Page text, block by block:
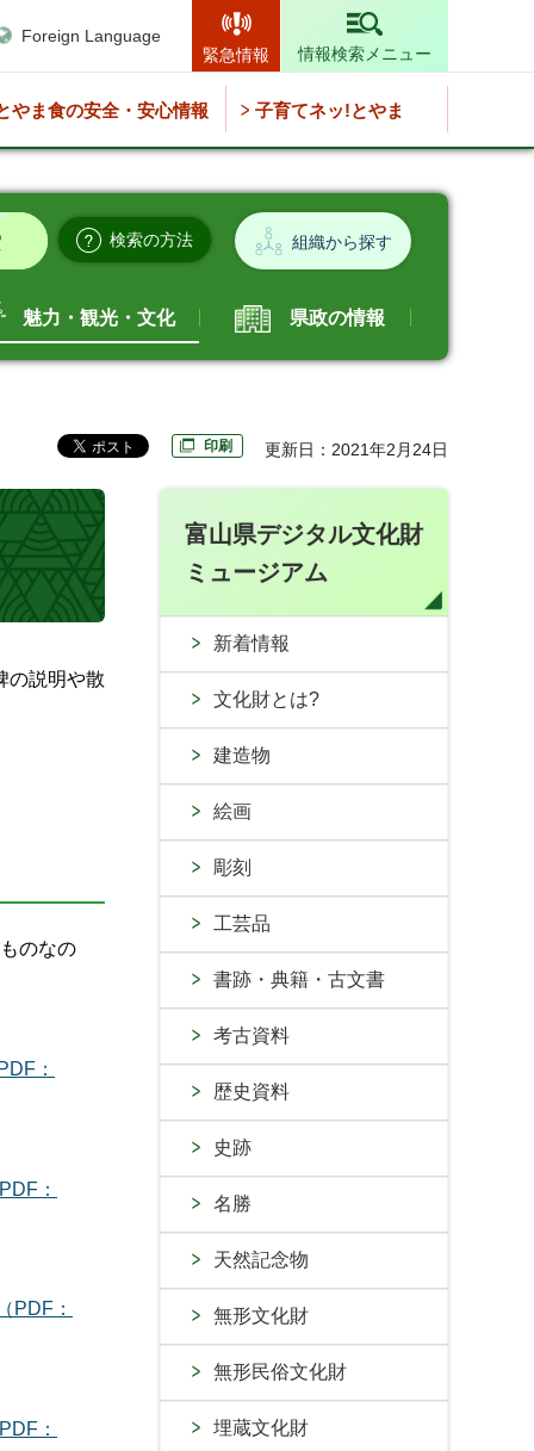
Foreign Language
緊急情報
情報検索メニュー
やま食の安全・安心情報 子育てネッ!とやま
検索の方法 組織から探す
魅力・観光・文化 県政の情報
印刷 更新日：2021年2月24日
の説明や散
のなの
：
：
PDF：
：
富山県デジタル文化財
ミュージアム
新着情報
文化財とは?
建造物
絵画
彫刻
工芸品
書跡・典籍・古文書
考古資料
歴史資料
史跡
名勝
天然記念物
無形文化財
無形民俗文化財
埋蔵文化財